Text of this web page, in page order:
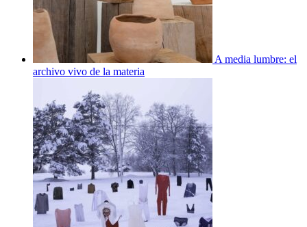
A media lumbre: el
archivo vivo de la materia